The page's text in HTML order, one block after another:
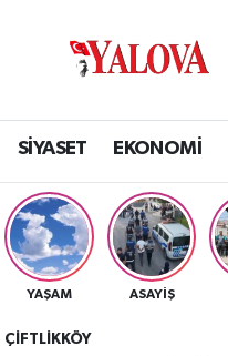
SİYASET EKONOMİ
YAŞAM ASAYİŞ
ÇİFTLİKKÖY
Nöbetçi Eczaneler
Hava Durumu
Namaz Vakitleri
Trafik Yoğunluk Haritası